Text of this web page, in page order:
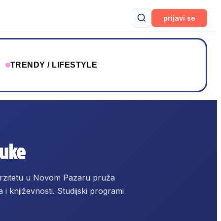
prijavi se
TRENDY / LIFESTYLE
u Novom Pazaru pruža
književnosti. Studijski programi